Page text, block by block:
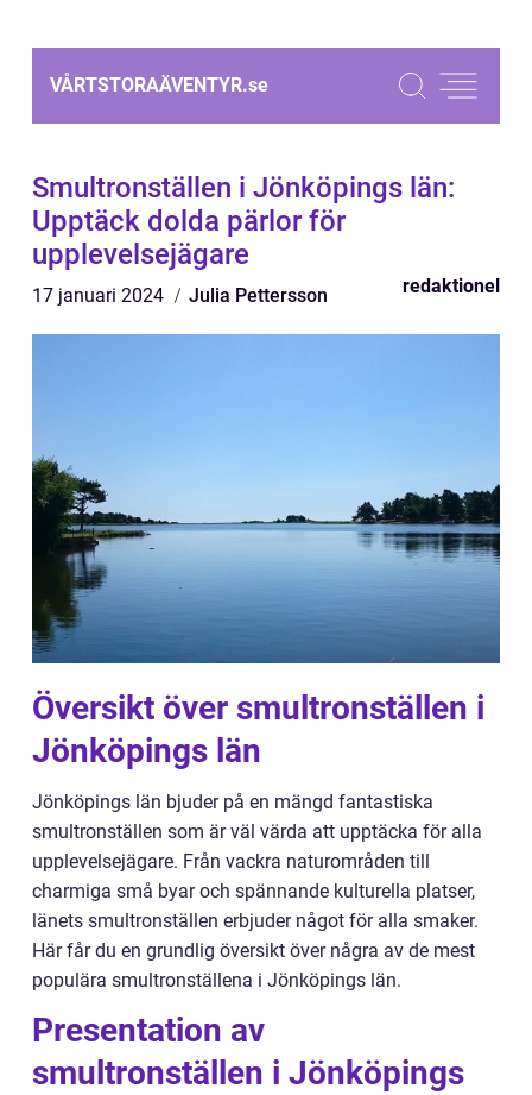
VÅRTSTORAÄVENTYR.se
Smultronställen i Jönköpings län:
Upptäck dolda pärlor för
upplevelsejägare
17 januari 2024 Julia Pettersson redaktionel
Översikt över smultronställen i
Jönköpings län
Jönköpings län bjuder på en mängd fantastiska
smultronställen som är väl värda att upptäcka för alla
upplevelsejägare. Från vackra naturområden till
charmiga små byar och spännande kulturella platser,
länets smultronställen erbjuder något för alla smaker.
Här får du en grundlig översikt över några av de mest
populära smultronställena i Jönköpings län.
Presentation av
smultronställen i Jönköpings